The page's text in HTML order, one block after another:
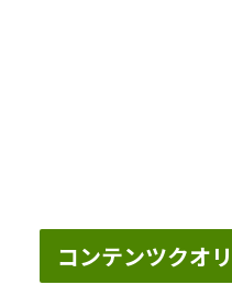
コンテンツクオ